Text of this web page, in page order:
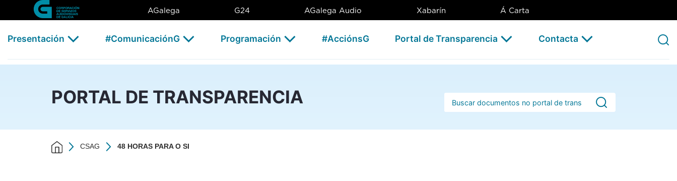
Skip to Main Content
48 HORAS PARA O SI - CSAG
AGalega G24 AGalega Audio Xabarín Á Carta
Presentación #ComunicaciónG Programación #AcciónsG Portal de Transparencia Contacta
PORTAL DE TRANSPARENCIA Barra de busca
CSAG 48 HORAS PARA O SI